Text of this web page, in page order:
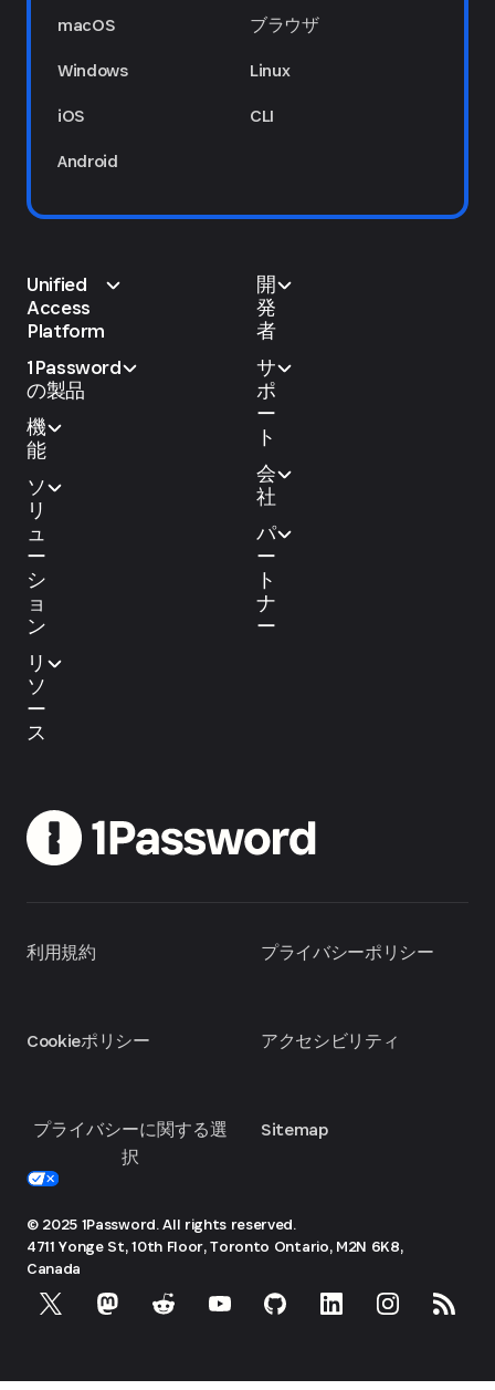
macOS
Windows
iOS
Android
ブラウザ
Linux
CLI
Unified
Access
Platform
1Password
の製品
機
能
ソ
リ
ュ
ー
シ
ョ
ン
リ
ソ
ー
ス
開
発
者
サ
ポ
ー
ト
会
社
パ
ー
ト
ナ
ー
利用規約
Cookieポリシー
プライバシーに関する選
択
プライバシーポリシー
アクセシビリティ
Sitemap
© 2025 1Password. All rights reserved.
4711 Yonge St, 10th Floor, Toronto Ontario, M2N 6K8,
Canada